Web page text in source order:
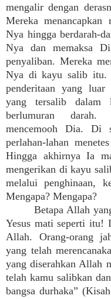
mengalir dengan
Mereka menancapkan
Nya hingga berdarah-
Nya dan memaksa
penyaliban. Mereka
Nya di kayu salib itu.
penderitaan yang
yang tersalib dalam
berlumuran darah.
mencemooh Dia. Di
perlahan-lahan
Hingga akhirnya Ia
mengerikan di kayu
melalui penghinaan,
Mengapa? Mengapa?
Betapa Allah
Yesus mati seperti itu!
Allah. Orang-orang
yang telah
yang diserahkan Allah
telah kamu salibkan
bangsa durhaka”